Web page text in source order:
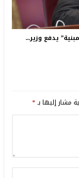
يدفع وزير...
مشار إليها بـ*